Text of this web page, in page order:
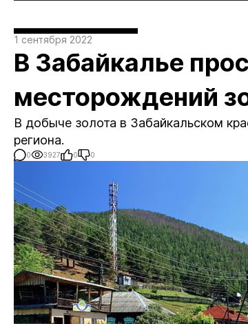
1 сентября 2022
В Забайкалье
месторождений
В добыче золота в Забайкальском
региона.
0 3927 0 0